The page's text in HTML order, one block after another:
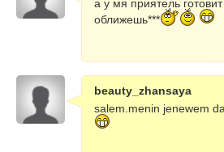
а у мя приятель
оближешь***
beauty_zhansaya
salem.menin jenewem